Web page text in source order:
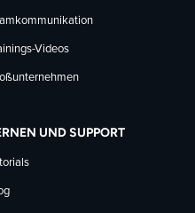
Videos
UND SUPPORT